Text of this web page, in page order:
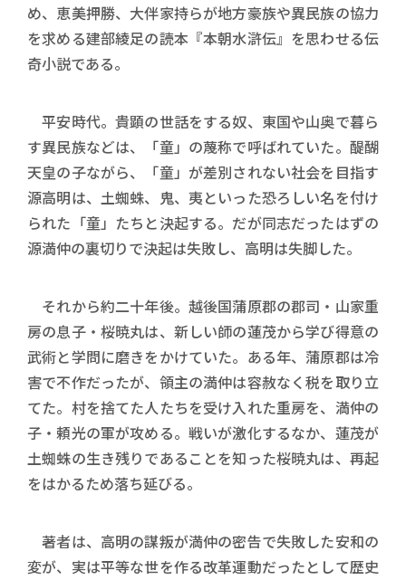
め、恵美押勝、大伴家持らが地方豪族や異民族の協力
を求める建部綾足の読本『本朝水滸伝』を思わせる伝
奇小説である。
平安時代。貴顕の世話をする奴、東国や山奥で暮ら
す異民族などは、「童」の蔑称で呼ばれていた。醍醐
天皇の子ながら、「童」が差別されない社会を目指す
源高明は、土蜘蛛、鬼、夷といった恐ろしい名を付け
られた「童」たちと決起する。だが同志だったはずの
源満仲の裏切りで決起は失敗し、高明は失脚した。
それから約二十年後。越後国蒲原郡の郡司・山家重
房の息子・桜暁丸は、新しい師の蓮茂から学び得意の
武術と学問に磨きをかけていた。ある年、蒲原郡は冷
害で不作だったが、領主の満仲は容赦なく税を取り立
てた。村を捨てた人たちを受け入れた重房を、満仲の
子・頼光の軍が攻める。戦いが激化するなか、蓮茂が
土蜘蛛の生き残りであることを知った桜暁丸は、再起
をはかるため落ち延びる。
著者は、高明の謀叛が満仲の密告で失敗した安和の
変が、実は平等な世を作る改革運動だったとして歴史